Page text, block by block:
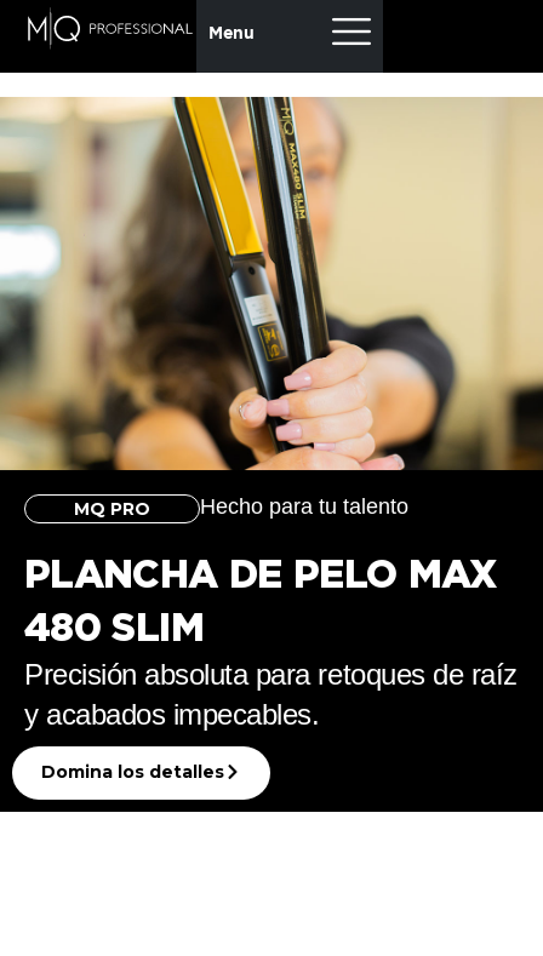
Menu
MQ PRO Hecho para tu talento
PLANCHA DE PELO MAX
480 SLIM
Precisión absoluta para retoques de raíz
y acabados impecables.
Domina los detalles